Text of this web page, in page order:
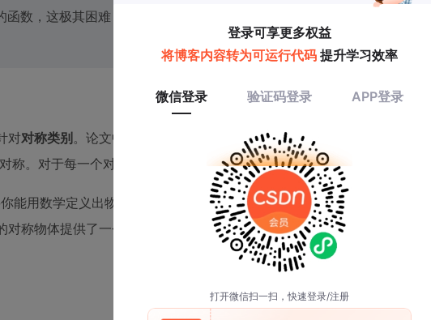
数，这极其困难，会导致预测结果在边界处剧烈波动，极不稳定。
对对称类别 。论文中主要处理了T-LESS和ITODD数据集中出现的几类对
。对于每一个对称类别，都需要预先定义其对应的规范映射函数Φ。
能用数学定义出物体的对称群（包括更复杂的如镜像对称、球对称等）
称物体提供了一个清晰的框架。